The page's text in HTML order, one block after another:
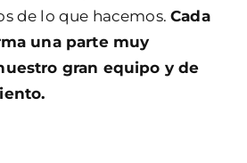
de lo que hacemos.Cada
una parte muy
gran equipo y de